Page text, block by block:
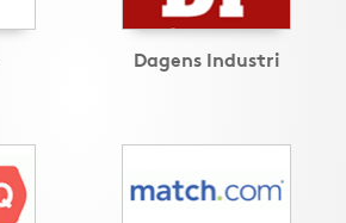
Dagens Industri